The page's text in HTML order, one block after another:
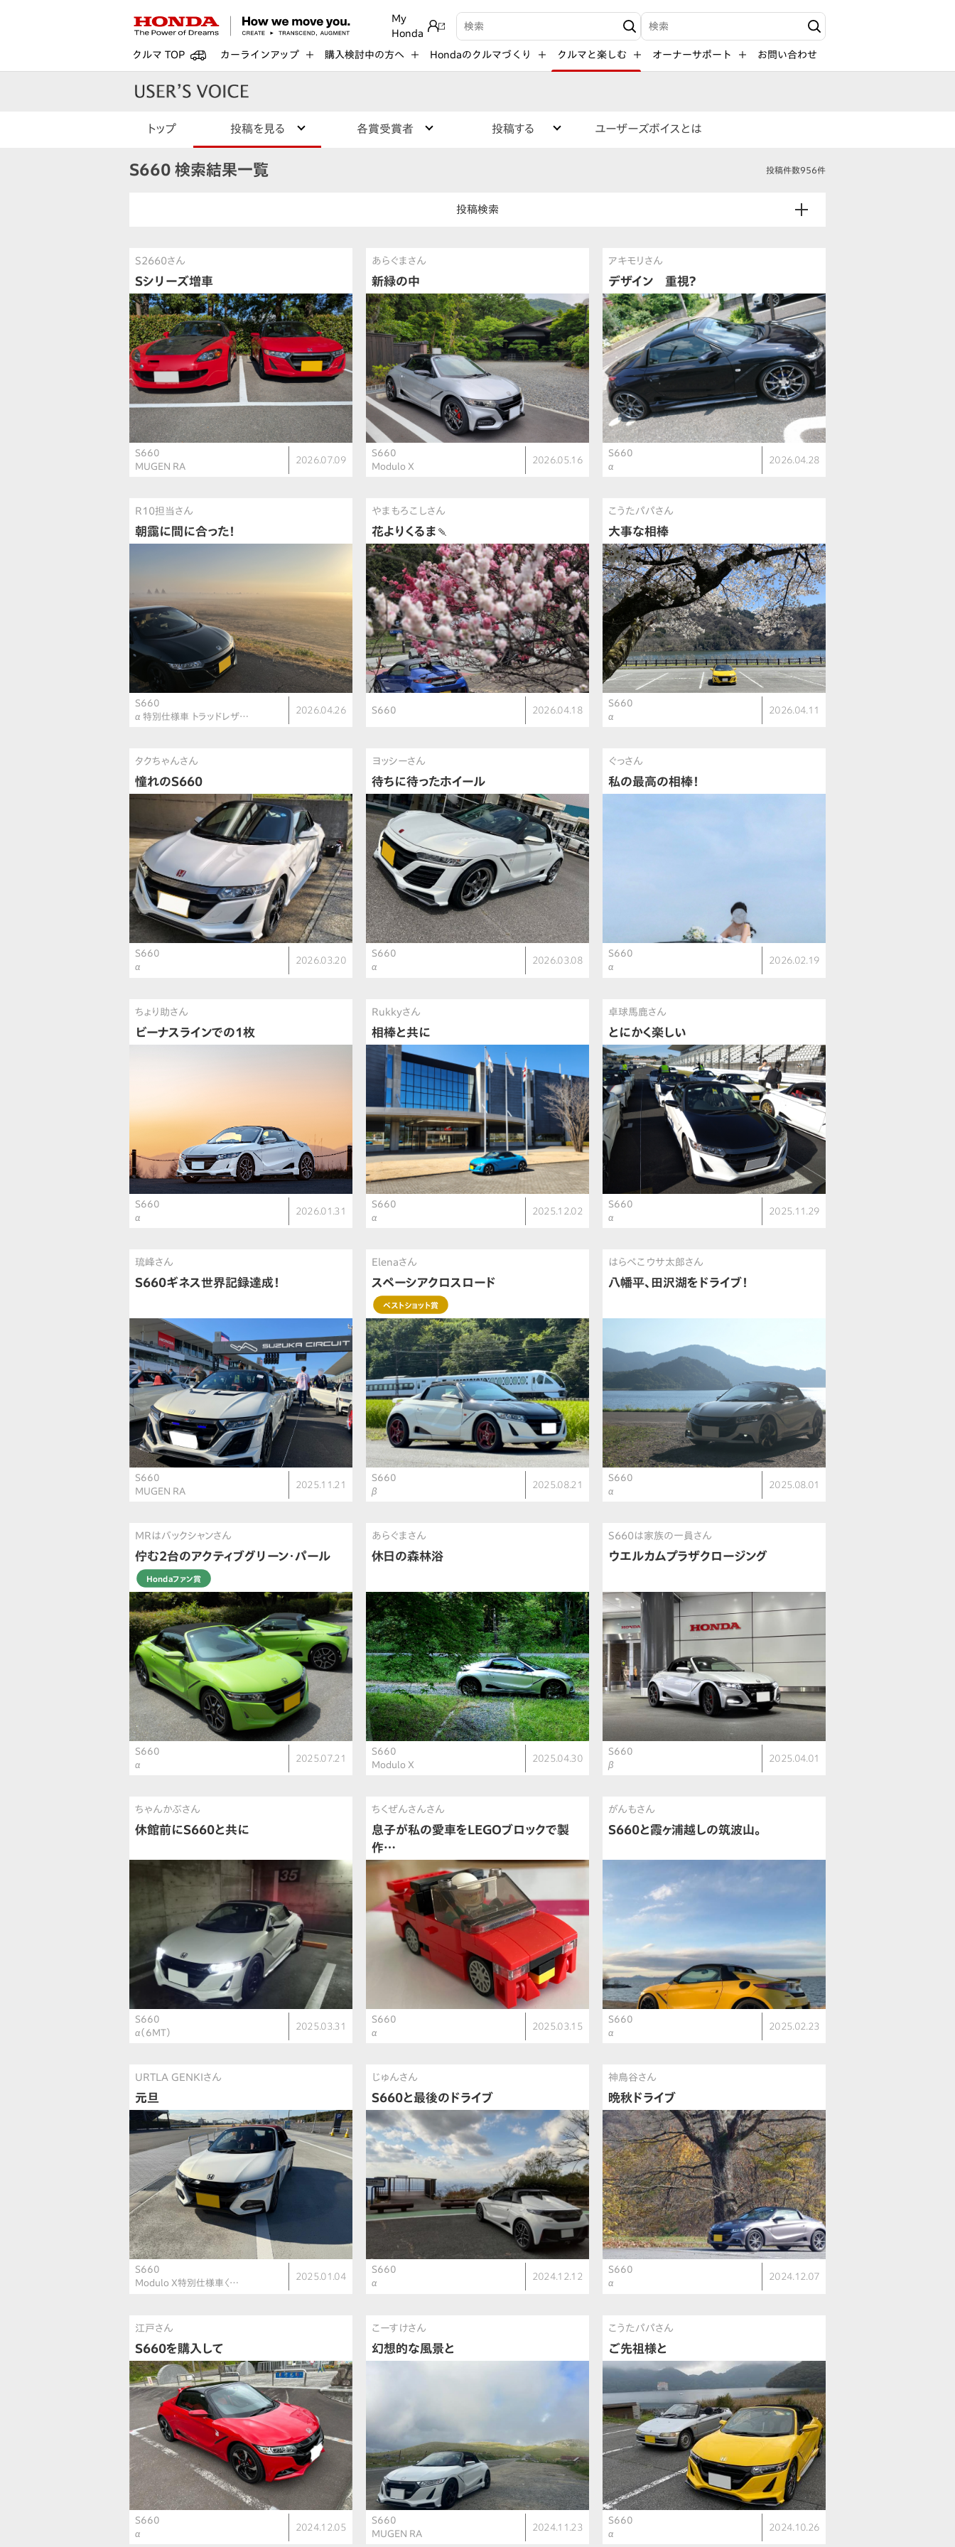
My
Honda
検索キーワード入力 検索キーワード入力
クルマ TOP カーラインアップ 購入検討中の方へ Hondaのクルマづくり クルマと楽しむ オーナーサポート お問い合わせ
トップ 投稿を見る 各賞受賞者 投稿する ユーザーズボイスとは
S660 検索結果一覧 投稿件数956件
投稿検索
S2660さん
Sシリーズ増車
S660
MUGEN RA
2026.07.09
あらぐまさん
新緑の中
S660
Modulo X
2026.05.16
アキモリさん
デザイン 重視？
S660
α
2026.04.28
R10担当さん
朝靄に間に合った！
S660
α 特別仕様車 トラッドレザ…
2026.04.26
やまもろこしさん
花よりくるま🍡
S660 2026.04.18
こうたパパさん
大事な相棒
S660
α
2026.04.11
タクちゃんさん
憧れのS660
S660
α
2026.03.20
ヨッシーさん
待ちに待ったホイール
S660
α
2026.03.08
ぐっさん
私の最高の相棒！
S660
α
2026.02.19
ちょり助さん
ビーナスラインでの1枚
S660
α
2026.01.31
Rukkyさん
相棒と共に
S660
α
2025.12.02
卓球馬鹿さん
とにかく楽しい
S660
α
2025.11.29
琉峰さん
S660ギネス世界記録達成！
S660
MUGEN RA
2025.11.21
Elenaさん
スペーシアクロスロード
ベストショット賞
S660
β
2025.08.21
はらぺこウサ太郎さん
八幡平、田沢湖をドライブ！
S660
α
2025.08.01
MRはバックシャンさん
佇む2台のアクティブグリーン・パール
Hondaファン賞
S660
α
2025.07.21
あらぐまさん
休日の森林浴
S660
Modulo X
2025.04.30
S660は家族の一員さん
ウエルカムプラザクロージング
S660
β
2025.04.01
ちゃんかぶさん
休館前にS660と共に
S660
α（6MT）
2025.03.31
ちくぜんさんさん
息子が私の愛車をLEGOブロックで製
作…
S660
α
2025.03.15
がんもさん
S660と霞ヶ浦越しの筑波山。
S660
α
2025.02.23
URTLA GENKIさん
元旦
S660
Modulo X特別仕様車〈…
2025.01.04
じゅんさん
S660と最後のドライブ
S660
α
2024.12.12
神鳥谷さん
晩秋ドライブ
S660
α
2024.12.07
江戸さん
S660を購入して
S660
α
2024.12.05
こーすけさん
幻想的な風景と
S660
MUGEN RA
2024.11.23
こうたパパさん
ご先祖様と
S660
α
2024.10.26